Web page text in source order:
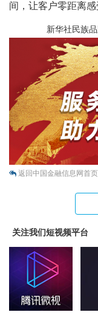
间，让客户零距离
新华社民族
返回中国金融信息网首页
关注我们短视频平台